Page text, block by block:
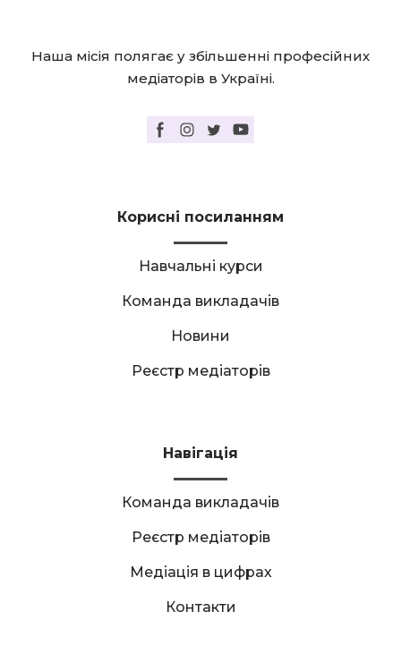
Наша місія полягає у збільшенні професійних
медіаторів в Україні.
Корисні посиланням
Навчальні курси
Команда викладачів
Новини
Реєстр медіаторів
Навігація
Команда викладачів
Реєстр медіаторів
Медіація в цифрах
Контакти